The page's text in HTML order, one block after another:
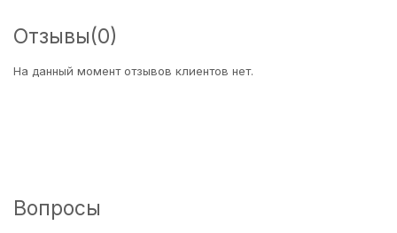
PrestaShop. При этом источником истины
является сам модуль, который хранит полную
информацию о распределении товаров по
складам.
В карточке каждого товара доступна отдельная
Отзывы(0)
На данный момент отзывов клиентов нет.
Вопросы